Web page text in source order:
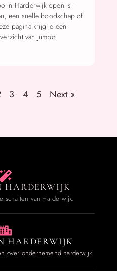
in Harderwijk open is—
een snelle boodschap of
pagina krijg je een
van Jumbo
3 4 5 Next »
HARDERWIJK
schatten van Harderwijk.
HARDERWIJK
over ondernemend harderwijk.